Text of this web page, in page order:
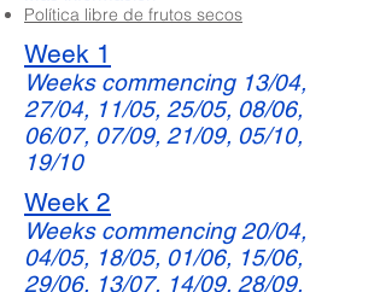
Política libre de frutos secos
Week 1
Weeks commencing 13/04,
27/04, 11/05, 25/05, 08/06,
06/07, 07/09, 21/09, 05/10,
19/10
Week 2
Weeks commencing 20/04,
04/05, 18/05, 01/06, 15/06,
29/06, 13/07, 14/09, 28/09,